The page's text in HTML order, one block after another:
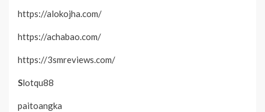
https://alokojha.com/
https://achabao.com/
https://3smreviews.com/
Slotqu88
paitoangka